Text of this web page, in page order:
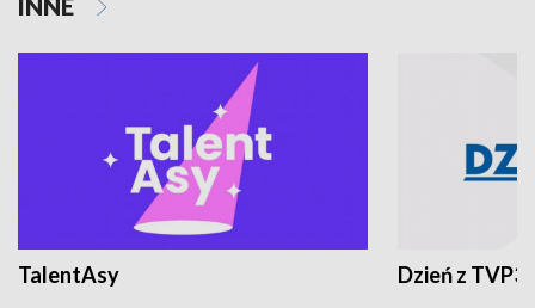
INNE
TalentAsy Dzień z TVP3